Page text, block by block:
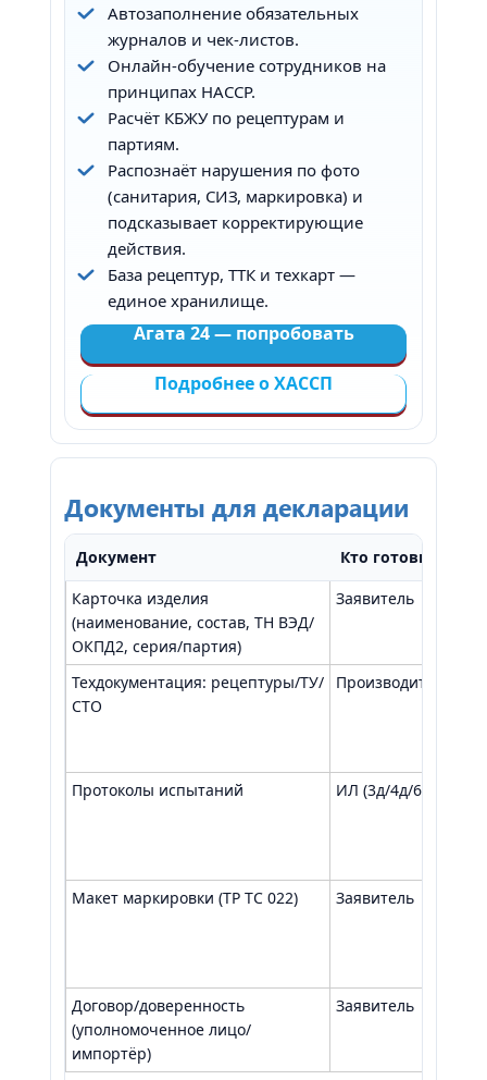
Автозаполнение обязательных
журналов и чек-листов.
Онлайн-обучение сотрудников на
принципах HACCP.
Расчёт КБЖУ по рецептурам и
партиям.
Распознаёт нарушения по фото
(санитария, СИЗ, маркировка) и
подсказывает корректирующие
действия.
База рецептур, ТТК и техкарт —
единое хранилище.
Агата 24 — попробовать
Подробнее о ХАССП
Документы для декларации
Документ Кто готовит
Карточка изделия
(наименование, состав, ТН ВЭД/
ОКПД2, серия/партия)
Заявитель
Техдокументация: рецептуры/ТУ/
СТО
Производитель
Протоколы испытаний ИЛ (3д/4д/6д)
Макет маркировки (ТР ТС 022) Заявитель
Договор/доверенность
(уполномоченное лицо/
импортёр)
Заявитель